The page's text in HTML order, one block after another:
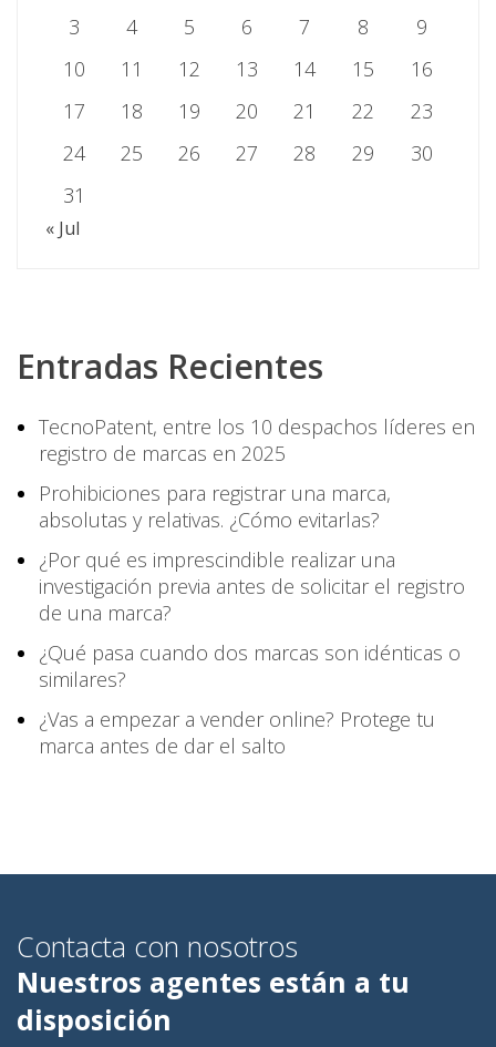
3 4 5 6 7 8
9
10
11 12 13 14 15
16
17
18 19 20 21 22
23
24
25 26 27 28 29
30
31
« Jul
Entradas Recientes
TecnoPatent, entre los 10 despachos líderes en
registro de marcas en 2025
Prohibiciones para registrar una marca,
absolutas y relativas. ¿Cómo evitarlas?
¿Por qué es imprescindible realizar una
investigación previa antes de solicitar el registro
de una marca?
¿Qué pasa cuando dos marcas son idénticas o
similares?
¿Vas a empezar a vender online? Protege tu
marca antes de dar el salto
Contacta con nosotros
Nuestros agentes están a tu
disposición